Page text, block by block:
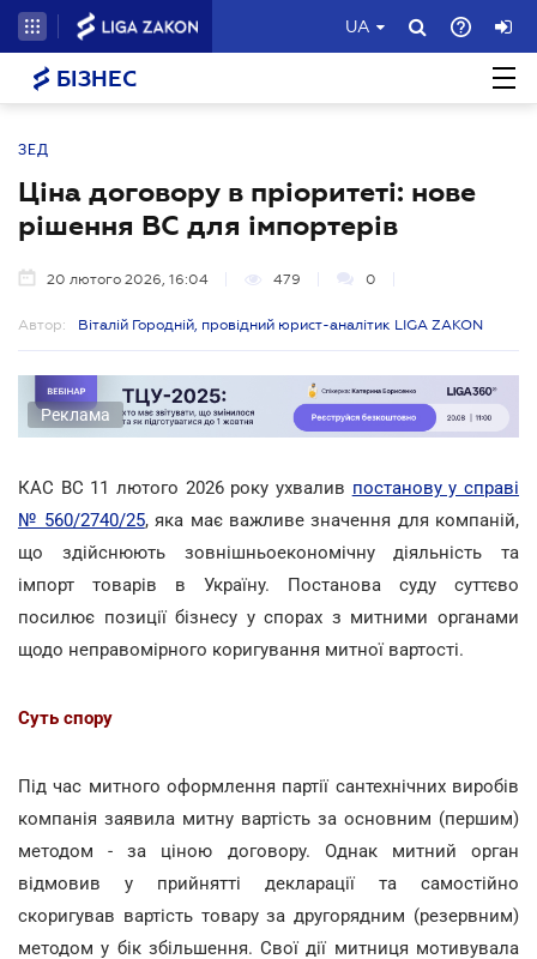
UA
БІЗНЕС
ЗЕД
Ціна договору в пріоритеті: нове
рішення ВС для імпортерів
20 лютого 2026, 16:04 479 0
Автор: Віталій Городній, провідний юрист-аналітик LIGA ZAKON
Реклама
КАС ВС 11 лютого 2026 року ухвалив постанову у справі
№ 560/2740/25, яка має важливе значення для компаній,
що здійснюють зовнішньоекономічну діяльність та
імпорт товарів в Україну. Постанова суду суттєво
посилює позиції бізнесу у спорах з митними органами
щодо неправомірного коригування митної вартості.
Суть спору
Під час митного оформлення партії сантехнічних виробів
компанія заявила митну вартість за основним (першим)
методом - за ціною договору. Однак митний орган
відмовив у прийнятті декларації та самостійно
скоригував вартість товару за другорядним (резервним)
методом у бік збільшення. Свої дії митниця мотивувала